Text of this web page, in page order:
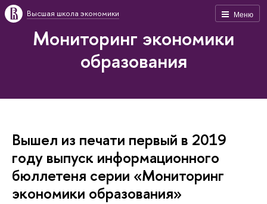
Меню
Высшая школа экономики
Мониторинг экономики
образования
Вышел из печати первый в 2019
году выпуск информационного
бюллетеня серии «Мониторинг
экономики образования»